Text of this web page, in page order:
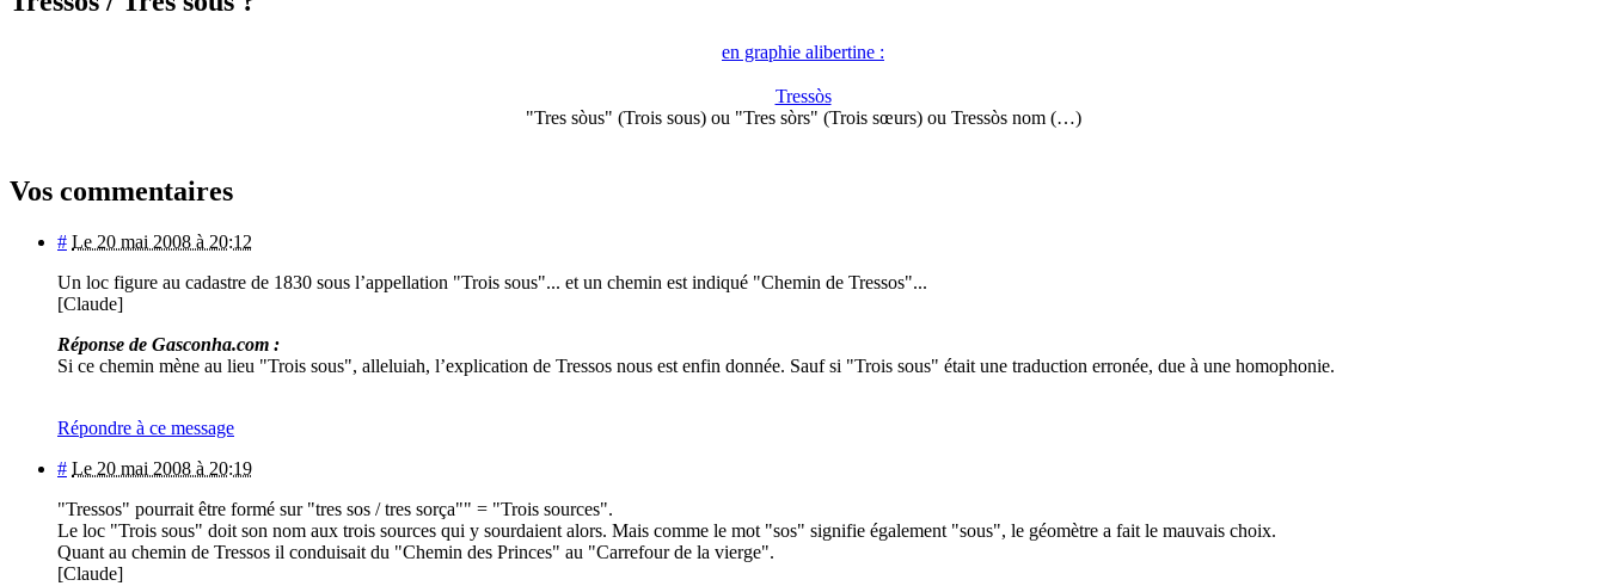
en graphie alibertine :
Tressòs
"Tres sòus" (Trois sous) ou "Tres sòrs" (Trois sœurs) ou Tressòs nom (…)
Vos commentaires
# Le 20 mai 2008 à 20:12
Un loc figure au cadastre de 1830 sous l’appellation "Trois sous"... et un chemin est indiqué "Chemin de Tressos"...
[Claude]
Réponse de Gasconha.com :
Si ce chemin mène au lieu "Trois sous", alleluiah, l’explication de Tressos nous est enfin donnée. Sauf si "Trois sous" était une traduction erronée, due à une homophonie.
Répondre à ce message
# Le 20 mai 2008 à 20:19
"Tressos" pourrait être formé sur "tres sos / tres sorça"" = "Trois sources".
Le loc "Trois sous" doit son nom aux trois sources qui y sourdaient alors. Mais comme le mot "sos" signifie également "sous", le géomètre a fait le mauvais choix.
Quant au chemin de Tressos il conduisait du "Chemin des Princes" au "Carrefour de la vierge".
[Claude]